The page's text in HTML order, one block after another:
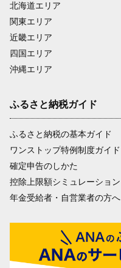
北海道エリア
関東エリア
近畿エリア
四国エリア
沖縄エリア
ふるさと納税ガイド
ふるさと納税の基本ガイド
ワンストップ特例制度ガイド
確定申告のしかた
控除上限額シミュレーション
年金受給者・自営業者の方へ